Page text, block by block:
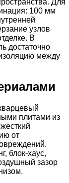
Для
100 мм
узлов
В
достаточно
между
плитами из
от
блок-хаус,
зазор